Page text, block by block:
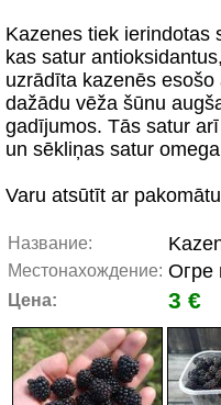
Kazenes tiek ierindotas
kas satur
uzrādīta kazenēs
dažādu vēža šūnu
gadījumos. Tās satur
un sēkliņas satur
Varu atsūtīt ar
Название:
Местонахождение: Огре
Цена: 3 €